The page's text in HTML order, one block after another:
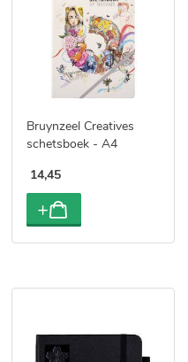
Bruynzeel Creatives
schetsboek - A4
14,45